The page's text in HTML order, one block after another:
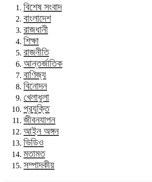
বিশেষ সংবাদ
বাংলাদেশ
রাজধানী
শিক্ষা
রাজনীতি
আন্তর্জাতিক
বাণিজ্য
বিনোদন
খেলাধুলা
প্রযুক্তি
জীবনযাপন
আইন অঙ্গন
ভিডিও
মতামত
সম্পাদকীয়